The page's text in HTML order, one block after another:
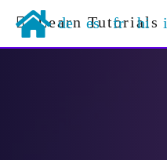
Learn Tutorials
de es fr hi